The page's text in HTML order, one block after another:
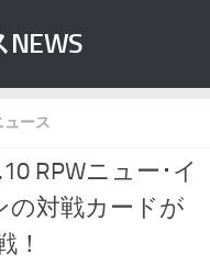
ュース
RPWニュー･イ
の対戦カードが
！